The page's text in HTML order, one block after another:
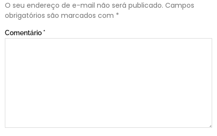
O seu endereço de e-mail não será publicado. Campos
obrigatórios são marcados com *
Comentário *